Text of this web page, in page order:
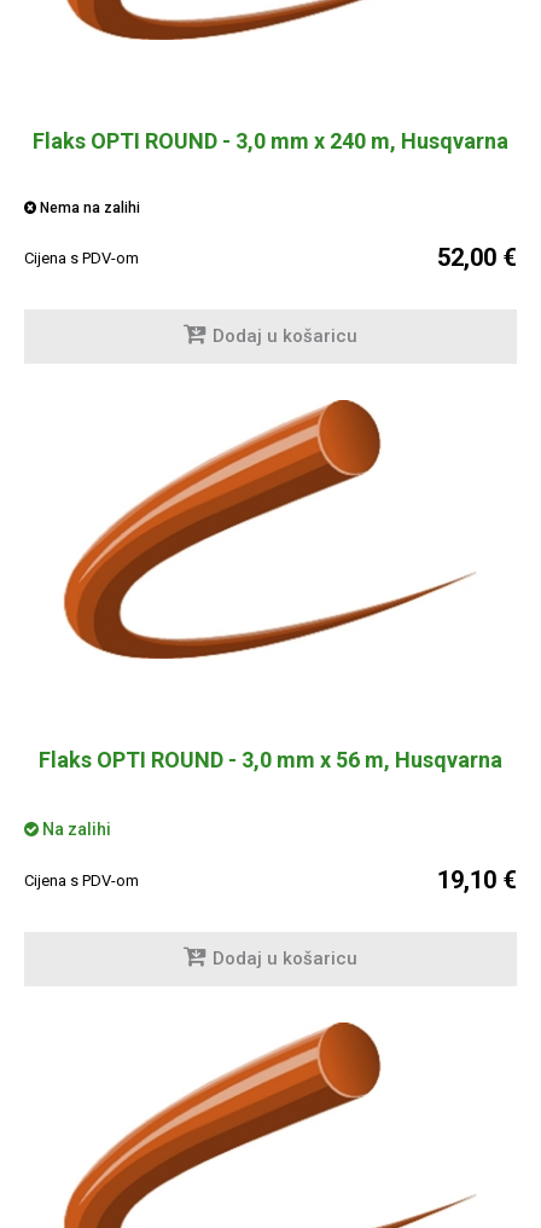
Flaks OPTI ROUND - 3,0 mm x 240 m, Husqvarna
Nema na zalihi
Cijena s PDV-om 52,00 €
Dodaj u košaricu
Flaks OPTI ROUND - 3,0 mm x 56 m, Husqvarna
Na zalihi
Cijena s PDV-om 19,10 €
Dodaj u košaricu